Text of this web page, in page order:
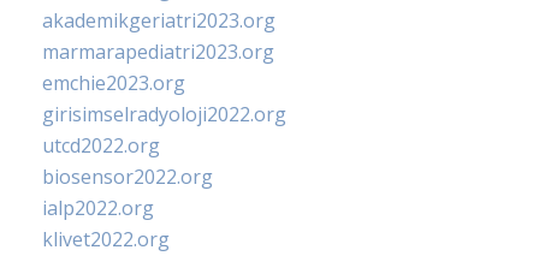
akademikgeriatri2023.org
marmarapediatri2023.org
emchie2023.org
girisimselradyoloji2022.org
utcd2022.org
biosensor2022.org
ialp2022.org
klivet2022.org